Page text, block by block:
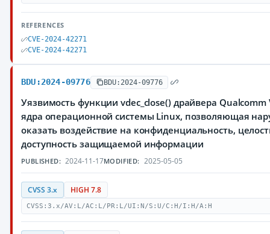
REFERENCES
CVE-2024-42271
CVE-2024-42271
BDU:2024-09776 BDU:2024-09776
Уязвимость функции vdec_close() драйвера Qualcomm
ядра операционной системы Linux, позволяющая
оказать воздействие на конфиденциальность,
доступность защищаемой информации
PUBLISHED: 2024-11-17MODIFIED: 2025-05-05
CVSS 3.x HIGH 7.8
CVSS:3.x/AV:L/AC:L/PR:L/UI:N/S:U/C:H/I:H/A:H